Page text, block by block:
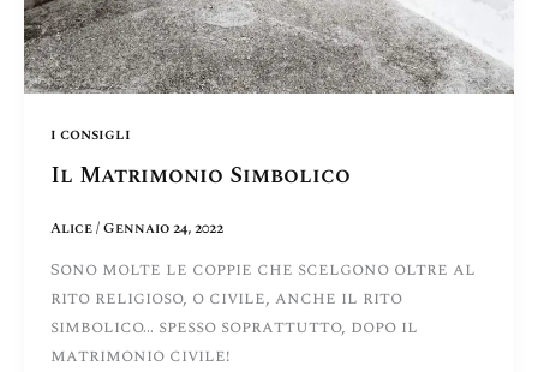
i consigli
Il Matrimonio Simbolico
Alice/Gennaio 24, 2022
Sono molte le coppie che scelgono oltre al
rito religioso, o civile, anche il rito
simbolico… spesso soprattutto, dopo il
matrimonio civile!